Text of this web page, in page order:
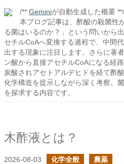
/** Geminiが自動生成した概要 **/
本ブログ記事は、酢酸の殺菌性
る菌はいるのか？」という問いから
セチルCoAへ変換する過程で、中間
出する現象に注目します。さらに著
ン酸から直接アセチルCoAになる経
炭酸されアセトアルデヒドを経て酢
化学構造を提示しながら深く考察。
を探求する内容です。
木酢液とは？
2026-08-03 化学全般 農薬